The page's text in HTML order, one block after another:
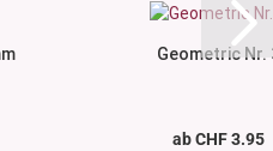
Geometric Nr.
ab CHF 3.95